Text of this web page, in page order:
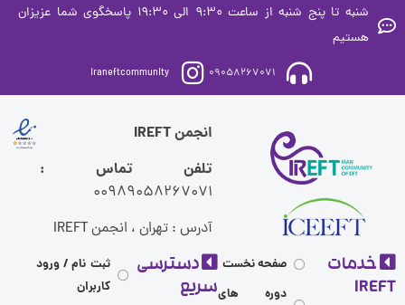
شنبه تا پنج شنبه از ساعت 9:30 الی 19:30 پاسخگوی شما عزیزان
09058267071
iraneftcommunity
تلفن تماس :
00989058267071
آدرس : تهران ، انجمن IREFT
صفحه نخست
دوره های
دسترسی
سریع
ثبت نام / ورود